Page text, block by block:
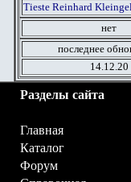
Tieste Reinhard
нет
последнее
14.12.20
Разделы сайта
Главная
Каталог
Форум